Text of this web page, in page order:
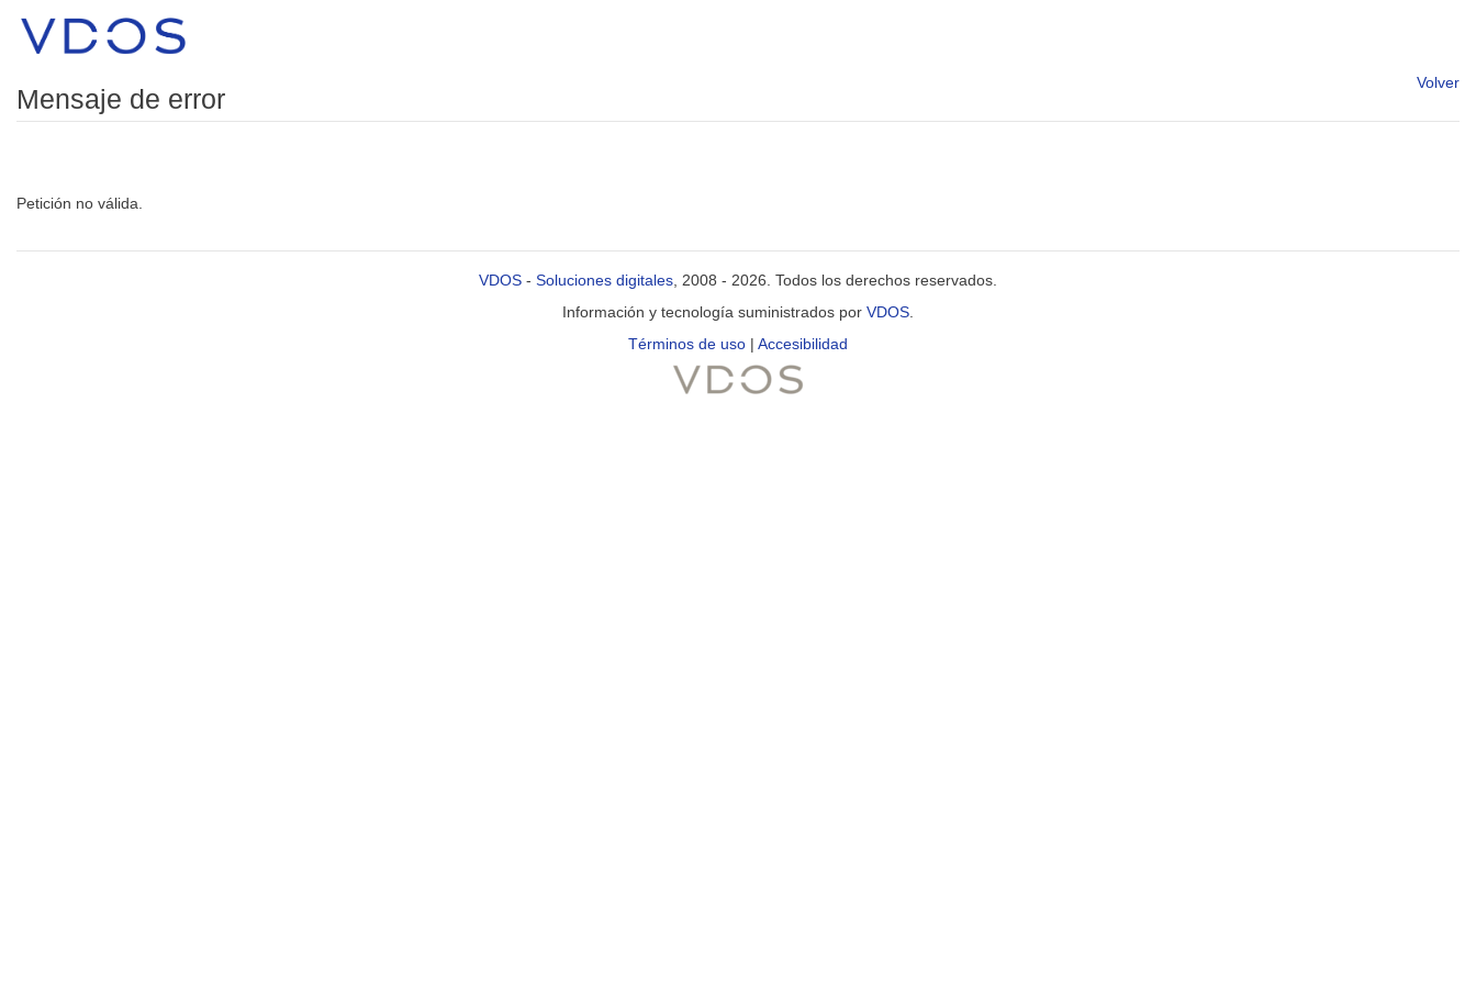
Mensaje de error
Volver
Petición no válida.
VDOS - Soluciones digitales , 2008 - 2026. Todos los derechos reservados.
Información y tecnología suministrados por VDOS
Términos de uso | Accesibilidad